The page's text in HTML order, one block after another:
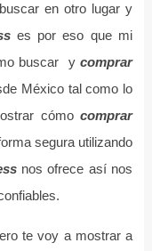
en otro lugar y
es por eso que mi
buscar ycomprar
México tal como lo
cómocomprar
segura utilizando
nos ofrece así nos
te voy a mostrar a